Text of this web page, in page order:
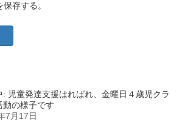
存する。
: 児童発達支援はればれ、金曜日４歳児クラ
動の様子です
7月17日